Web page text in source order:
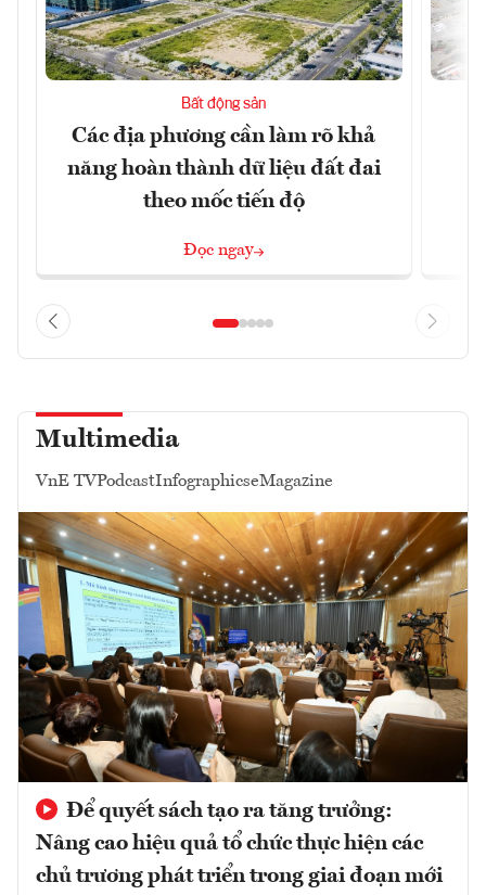
Bất động sản
Các địa phương cần làm rõ khả
năng hoàn thành dữ liệu đất đai
theo mốc tiến độ
Đọc ngay
Multimedia
VnE TVPodcastInfographicseMagazine
Để quyết sách tạo ra tăng trưởng:
Nâng cao hiệu quả tổ chức thực hiện các
chủ trương phát triển trong giai đoạn mới